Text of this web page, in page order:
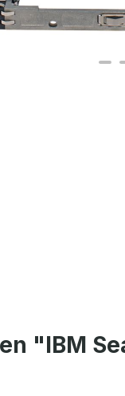
"IBM